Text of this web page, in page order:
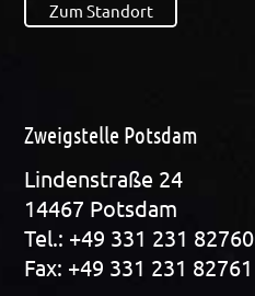
Zum Standort
Zweigstelle Potsdam
Lin­den­stra­ße 24
14467 Pots­dam
Tel.: +49 331 231 82760
Fax: +49 331 231 82761